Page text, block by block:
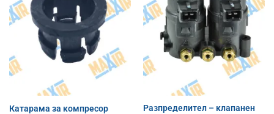
Катарама за компресор
Разпределител – клапанен